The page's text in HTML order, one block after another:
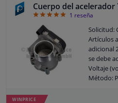
Cuerpo del acelerador
51 reseña
Solicitud:
Artículos
adicional
se debe
Voltaje
Método:
WINPRICE